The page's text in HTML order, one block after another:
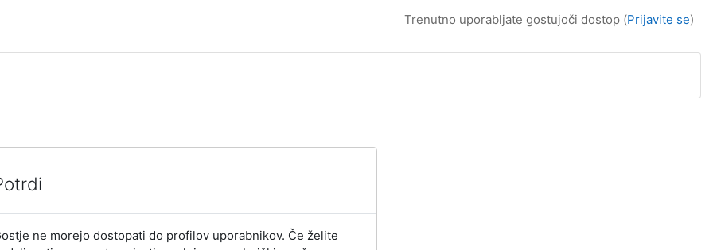
Trenutno uporabljate gostujoči dostop (Prijavite se)
ne morejo dostopati do profilov uporabnikov. Če želite